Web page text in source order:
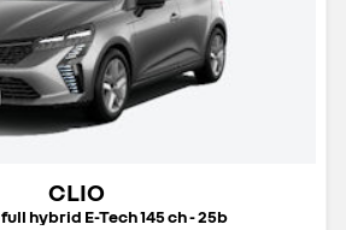
CLIO
hybrid E-Tech 145 ch - 25b